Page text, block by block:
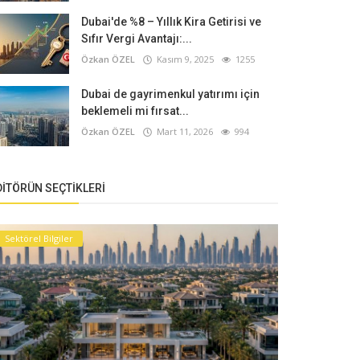
Dubai'de %8 – Yıllık Kira Getirisi ve
Sıfır Vergi Avantajı:...
Özkan ÖZEL Kasım 9, 2025 1255
Dubai de gayrimenkul yatırımı için
beklemeli mi fırsat...
Özkan ÖZEL Mart 11, 2026 994
SEÇTIKLERI
Sektörel Bilgiler